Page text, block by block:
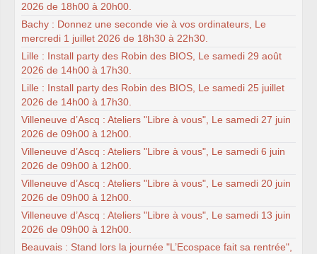
2026 de 18h00 à 20h00.
Bachy : Donnez une seconde vie à vos ordinateurs, Le
mercredi 1 juillet 2026 de 18h30 à 22h30.
Lille : Install party des Robin des BIOS, Le samedi 29 août
2026 de 14h00 à 17h30.
Lille : Install party des Robin des BIOS, Le samedi 25 juillet
2026 de 14h00 à 17h30.
Villeneuve d’Ascq : Ateliers "Libre à vous", Le samedi 27 juin
2026 de 09h00 à 12h00.
Villeneuve d’Ascq : Ateliers "Libre à vous", Le samedi 6 juin
2026 de 09h00 à 12h00.
Villeneuve d’Ascq : Ateliers "Libre à vous", Le samedi 20 juin
2026 de 09h00 à 12h00.
Villeneuve d’Ascq : Ateliers "Libre à vous", Le samedi 13 juin
2026 de 09h00 à 12h00.
Beauvais : Stand lors la journée "L’Ecospace fait sa rentrée",